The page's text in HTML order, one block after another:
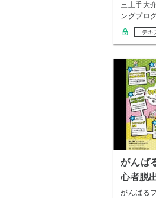
三土手大
ングプロ
格1,…
テキ
がんば
心者脱
がんばる